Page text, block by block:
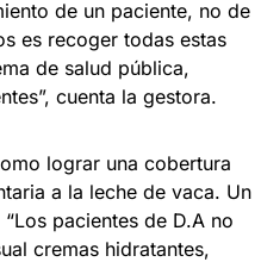
de un paciente, no de
es recoger todas estas
de salud pública,
cuenta la gestora.
lograr una cobertura
a la leche de vaca. Un
pacientes de D.A no
cremas hidratantes,